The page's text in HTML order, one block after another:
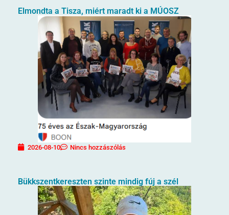
Elmondta a Tisza, miért maradt ki a MÚOSZ
2026-08-10 Nincs hozzászólás
Bükkszentkereszten szinte mindig fúj a szél